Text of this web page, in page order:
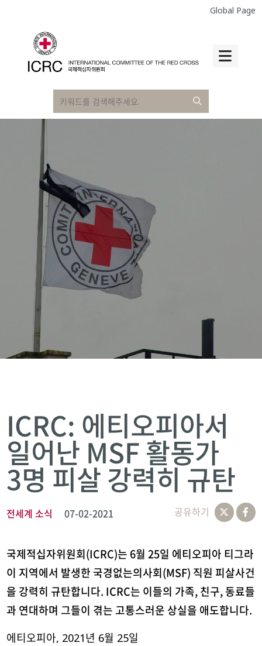
Global Page
ICRC: 에티오피아서
일어난 MSF 활동가
3명 피살 강력히 규탄
전세계 소식 07-02-2021 공유하기
국제적십자위원회(ICRC)는 6월 25일 에티오피아 티그라
이 지역에서 발생한 국경없는의사회(MSF) 직원 피살사건
을 강력히 규탄합니다. ICRC는 이들의 가족, 친구, 동료들
과 연대하며 그들이 겪는 고통스러운 상실을 애도합니다.
에티오피아, 2021년 6월 25일